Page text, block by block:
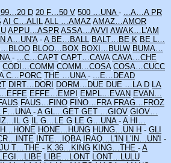
D 20 F…50 V 500 …UNA - ...A…A PR
AI C…ALIL ALL …AMAZ AMAZ…AMOR
APPU…ASPR ASSA…AVVI AWAK…L'AM
A…UN'A- A BE…BALL BALT…BE K BE L…
BLOO…BOX BOXI…BULW BUMA…
- ...C…CAPT CAPT…CAVA CAVA…CHE
CODI…COMM COMM…COSA COSA…CUCC
C…PORC THE …UNA - ...E…DEAD
DIRT…DORI DORM…DUE DUE …LA D LA
EFFE…EMPI EMPL…EVAN EVAN…
FAUS…FINO FINO…FRA FRAG…FROZ
F…UNA - A GL…GET GET …GIOV GIOV…
G IL G…LE G LE G…UNA - A HI…
HONE…HUNG HUNG…UN H - GLI
INTE…IQBA IRAQ…L'IN L'IN…UN'I -
JU T…THE - K.36…KING KING…THE - A
LEGI…LIBE LIBE…LONT LONT…LULU